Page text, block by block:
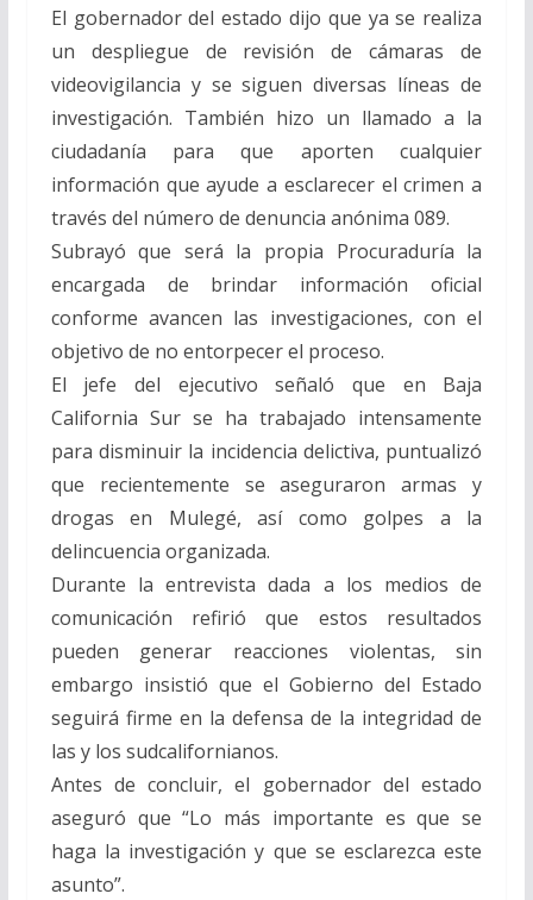
El gobernador del estado dijo que ya se realiza
un despliegue de revisión de cámaras de
videovigilancia y se siguen diversas líneas de
investigación. También hizo un llamado a la
ciudadanía para que aporten cualquier
información que ayude a esclarecer el crimen a
través del número de denuncia anónima 089.
Subrayó que será la propia Procuraduría la
encargada de brindar información oficial
conforme avancen las investigaciones, con el
objetivo de no entorpecer el proceso.
El jefe del ejecutivo señaló que en Baja
California Sur se ha trabajado intensamente
para disminuir la incidencia delictiva, puntualizó
que recientemente se aseguraron armas y
drogas en Mulegé, así como golpes a la
delincuencia organizada.
Durante la entrevista dada a los medios de
comunicación refirió que estos resultados
pueden generar reacciones violentas, sin
embargo insistió que el Gobierno del Estado
seguirá firme en la defensa de la integridad de
las y los sudcalifornianos.
Antes de concluir, el gobernador del estado
aseguró que “Lo más importante es que se
haga la investigación y que se esclarezca este
asunto”.